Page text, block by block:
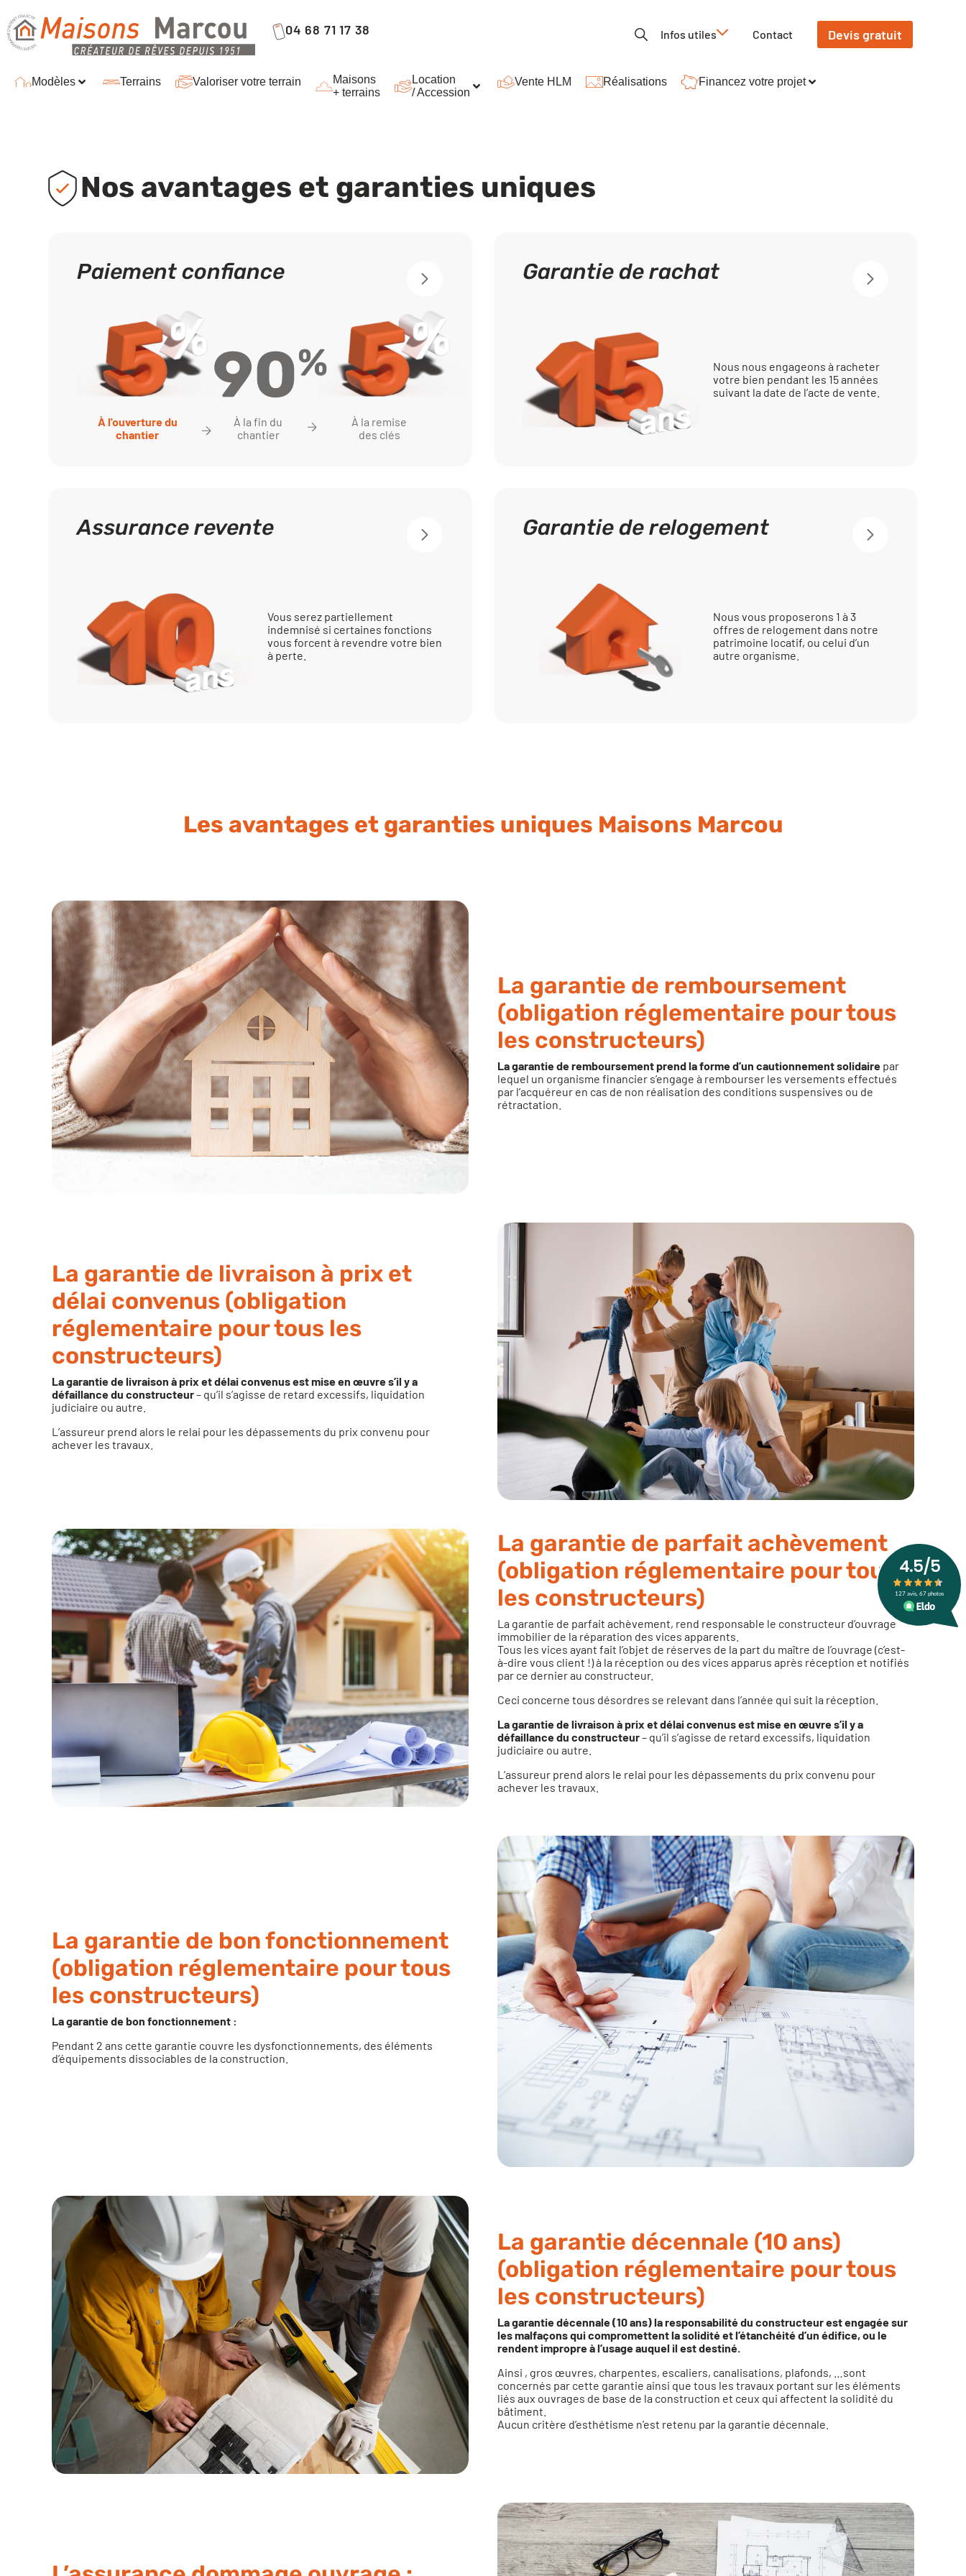
04 68 71 17 38 Infos utiles Contact Devis gratuit
Modèles Terrains Valoriser votre terrain
Maisons
+ terrains
Location
/ Accession
Vente HLM Réalisations Financez votre projet
Nos avantages et garanties uniques
Paiement confiance
À l'ouverture du
chantier
À la fin du
chantier
À la remise
des clés
Garantie de rachat
Nous nous engageons à racheter
votre bien pendant les 15 années
suivant la date de l’acte de vente.
Assurance revente
Vous serez partiellement
indemnisé si certaines fonctions
vous forcent à revendre votre bien
à perte.
Garantie de relogement
Nous vous proposerons 1 à 3
offres de relogement dans notre
patrimoine locatif, ou celui d’un
autre organisme.
Les avantages et garanties uniques Maisons Marcou
La garantie de remboursement
(obligation réglementaire pour tous
les constructeurs)
La garantie de remboursement prend la forme d’un cautionnement solidaire par
lequel un organisme financier s’engage à rembourser les versements effectués
par l’acquéreur en cas de non réalisation des conditions suspensives ou de
rétractation.
La garantie de livraison à prix et
délai convenus (obligation
réglementaire pour tous les
constructeurs)
La garantie de livraison à prix et délai convenus est mise en œuvre s’il y a
défaillance du constructeur– qu’il s’agisse de retard excessifs, liquidation
judiciaire ou autre.
L’assureur prend alors le relai pour les dépassements du prix convenu pour
achever les travaux.
La garantie de parfait achèvement
(obligation réglementaire pour tous
les constructeurs)
La garantie de parfait achèvement, rend responsable le constructeur d’ouvrage
immobilier de la réparation des vices apparents.
Tous les vices ayant fait l’objet de réserves de la part du maître de l’ouvrage (c’est-
à-dire vous client !) à la réception ou des vices apparus après réception et notifiés
par ce dernier au constructeur.
Ceci concerne tous désordres se relevant dans l’année qui suit la réception.
La garantie de livraison à prix et délai convenus est mise en œuvre s’il y a
défaillance du constructeur– qu’il s’agisse de retard excessifs, liquidation
judiciaire ou autre.
L’assureur prend alors le relai pour les dépassements du prix convenu pour
achever les travaux.
La garantie de bon fonctionnement
(obligation réglementaire pour tous
les constructeurs)
La garantie de bon fonctionnement :
Pendant 2 ans cette garantie couvre les dysfonctionnements, des éléments
d’équipements dissociables de la construction.
La garantie décennale (10 ans)
(obligation réglementaire pour tous
les constructeurs)
La garantie décennale (10 ans) la responsabilité du constructeur est engagée sur
les malfaçons qui compromettent la solidité et l’étanchéité d’un édifice, ou le
rendent impropre à l’usage auquel il est destiné.
Ainsi , gros œuvres, charpentes, escaliers, canalisations, plafonds, …sont
concernés par cette garantie ainsi que tous les travaux portant sur les éléments
liés aux ouvrages de base de la construction et ceux qui affectent la solidité du
bâtiment.
Aucun critère d’esthétisme n’est retenu par la garantie décennale.